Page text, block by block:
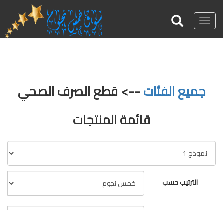
Toggle
navigation
جميع الفئات--> قطع الصرف الصحي
قائمة المنتجات
الترتيب حسب